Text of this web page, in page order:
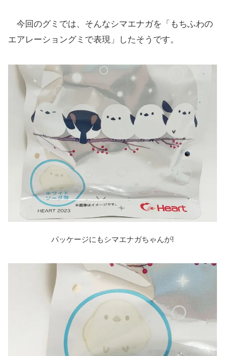
今回のグミでは、そんなシマエナガを「もちふわの
エアレーショングミで表現」したそうです。
パッケージにもシマエナガちゃんが!